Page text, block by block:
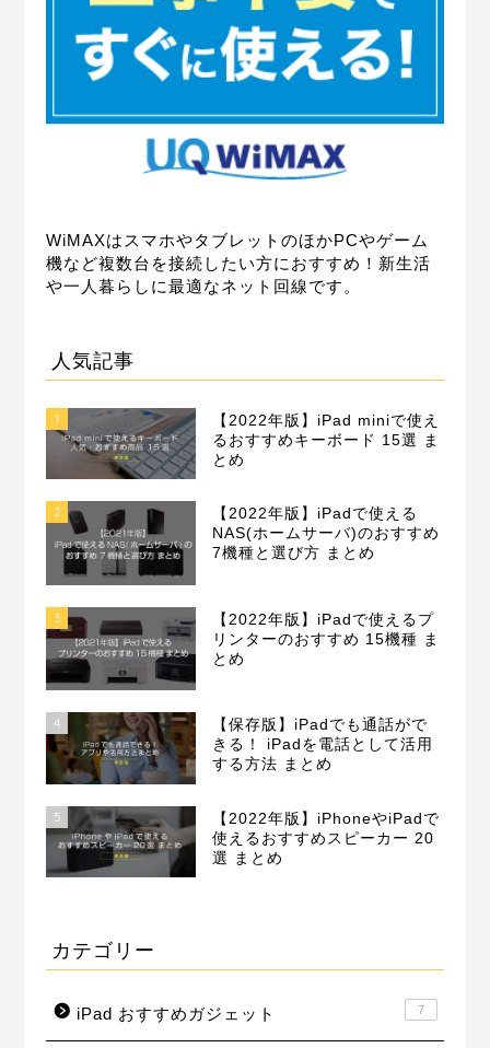
WiMAXはスマホやタブレットのほかPCやゲーム
機など複数台を接続したい方におすすめ！新生活
や一人暮らしに最適なネット回線です。
人気記事
1
【2022年版】iPad miniで使え
るおすすめキーボード 15選 ま
とめ
2
【2022年版】iPadで使える
NAS(ホームサーバ)のおすすめ
7機種と選び方 まとめ
3
【2022年版】iPadで使えるプ
リンターのおすすめ 15機種 ま
とめ
4
【保存版】iPadでも通話がで
きる！ iPadを電話として活用
する方法 まとめ
5
【2022年版】iPhoneやiPadで
使えるおすすめスピーカー 20
選 まとめ
カテゴリー
iPad おすすめガジェット 7